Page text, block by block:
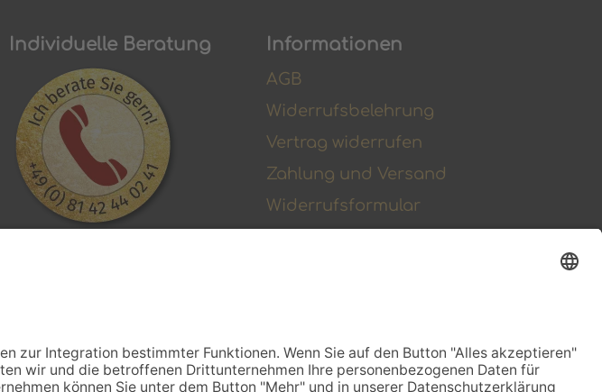
Individuelle Beratung Informationen
AGB
Widerrufsbelehrung
Vertrag widerrufen
Zahlung und Versand
Widerrufsformular